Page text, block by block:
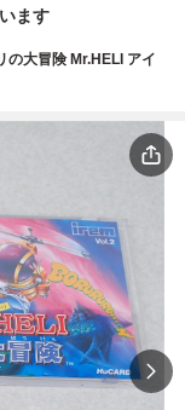
ます
の大冒険 Mr.HELI アイ